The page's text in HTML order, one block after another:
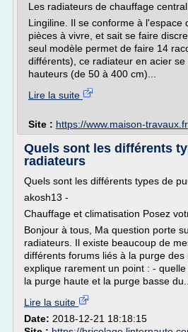
Les radiateurs de chauffage central
Lingiline. Il se conforme à l'espace
pièces à vivre, et sait se faire
seul modèle permet de faire 14
différents), ce radiateur en acier
hauteurs (de 50 à 400 cm)...
Lire la suite
Site : https://www.maison-travaux.fr
Quels sont les différents
radiateurs
Quels sont les différents types de
akosh13 -
Chauffage et climatisation Posez
Bonjour à tous, Ma question porte
radiateurs. Il existe beaucoup de
différents forums liés à la purge
explique rarement un point : -
la purge haute et la purge basse du...
Lire la suite
Date: 2018-12-21 18:18:15